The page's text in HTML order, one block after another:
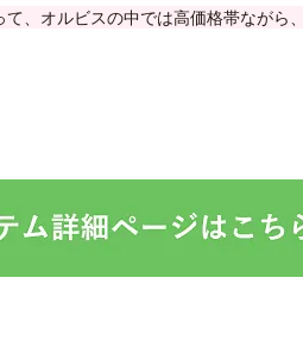
、オルビスの中では高価格帯ながら